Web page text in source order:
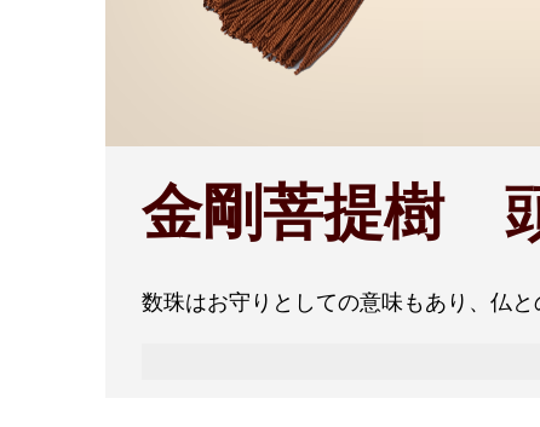
金剛菩提樹
数珠はお守りとしての意味もあり、仏と